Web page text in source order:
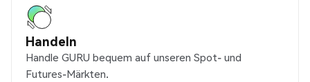
Handeln
Handle GURU bequem auf unseren Spot- und
Futures-Märkten.